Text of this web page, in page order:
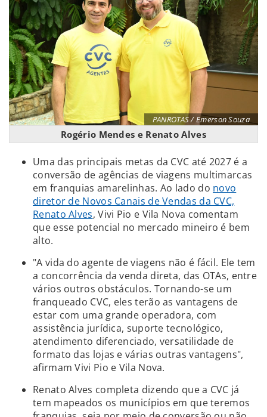
PANROTAS / Emerson Souza
Rogério Mendes e Renato Alves
Uma das principais metas da CVC até 2027 é a
conversão de agências de viagens multimarcas
em franquias amarelinhas. Ao lado do novo
diretor de Novos Canais de Vendas da CVC,
Renato Alves, Vivi Pio e Vila Nova comentam
que esse potencial no mercado mineiro é bem
alto.
"A vida do agente de viagens não é fácil. Ele tem
a concorrência da venda direta, das OTAs, entre
vários outros obstáculos. Tornando-se um
franqueado CVC, eles terão as vantagens de
estar com uma grande operadora, com
assistência jurídica, suporte tecnológico,
atendimento diferenciado, versatilidade de
formato das lojas e várias outras vantagens",
afirmam Vivi Pio e Vila Nova.
Renato Alves completa dizendo que a CVC já
tem mapeados os municípios em que teremos